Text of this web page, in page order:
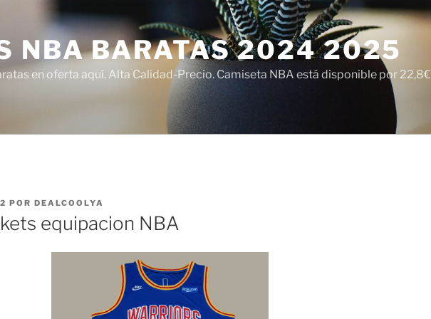
NBA BARATAS 2024 2025
en oferta aquí. Alta Calidad-Precio. Camiseta NBA está disponible por 22,8€
POR DEALCOOLYA
equipacion NBA